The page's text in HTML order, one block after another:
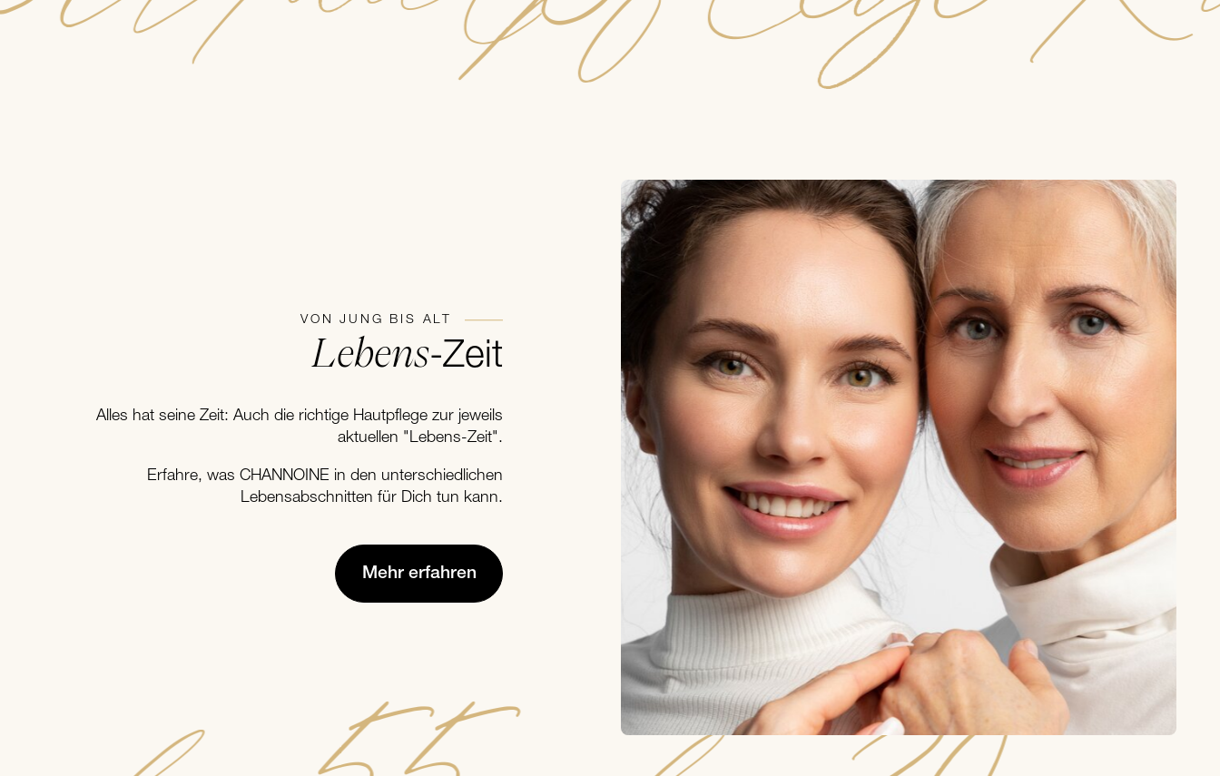
VON JUNG BIS ALT
Lebens-Zeit
Alles hat seine Zeit: Auch die richtige Hautpflege zur jeweils
aktuellen "Lebens-Zeit".
Erfahre, was CHANNOINE in den unterschiedlichen
Lebensabschnitten für Dich tun kann.
Mehr erfahren